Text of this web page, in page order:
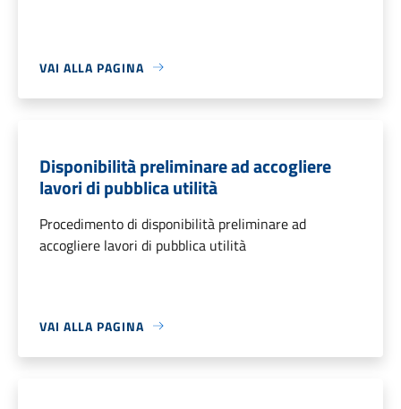
VAI ALLA PAGINA
Disponibilità preliminare ad accogliere
lavori di pubblica utilità
Procedimento di disponibilità preliminare ad
accogliere lavori di pubblica utilità
VAI ALLA PAGINA